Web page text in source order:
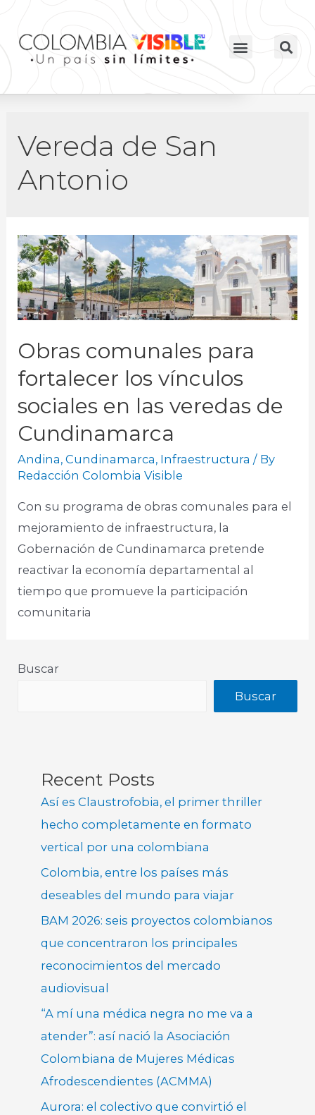
Vereda de San
Antonio
Obras comunales para
fortalecer los vínculos
sociales en las veredas de
Cundinamarca
Andina,Cundinamarca, Infraestructura / By
Redacción Colombia Visible
Con su programa de obras comunales para el
mejoramiento de infraestructura, la
Gobernación de Cundinamarca pretende
reactivar la economía departamental al
tiempo que promueve la participación
comunitaria​
Buscar
Buscar
Recent Posts
Así es Claustrofobia, el primer thriller
hecho completamente en formato
vertical por una colombiana
Colombia, entre los países más
deseables del mundo para viajar
BAM 2026: seis proyectos colombianos
que concentraron los principales
reconocimientos del mercado
audiovisual
“A mí una médica negra no me va a
atender”: así nació la Asociación
Colombiana de Mujeres Médicas
Afrodescendientes (ACMMA)
Aurora: el colectivo que convirtió el